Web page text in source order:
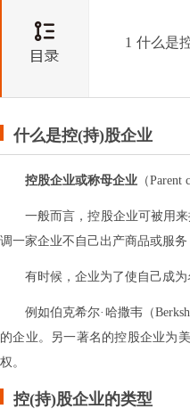
1 什么是
什么是控(持)股企业
控股企业或称母企业 （
一般而言，控股企业可被用
调一家企业不自己出产商品或服
有时候，企业为了使自己成
例如伯克希尔·哈撒韦（
的企业。另一著名的控股企业为
权。
控(持)股企业的类型